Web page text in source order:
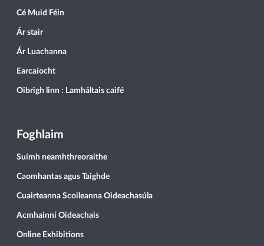
Cé Muid Féin
Ár stair
Ár Luachanna
Earcaíocht
Oibrigh linn : Lamháltais caifé
Foghlaim
Suímh neamhthreoraithe
Caomhantas agus Taighde
Cuairteanna Scoileanna Oideachasúla
Acmhainní Oideachais
Online Exhibitions